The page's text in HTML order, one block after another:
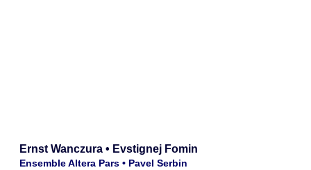
Ernst Wanczura • Evstignej Fomin
Ensemble Altera Pars • Pavel Serbin